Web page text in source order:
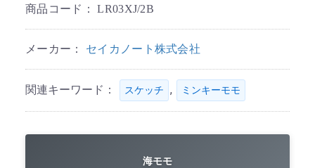
商品コード：LR03XJ/2B
メーカー： セイカノート株式会社
関連キーワード： スケッチ , ミンキーモモ
海モモ